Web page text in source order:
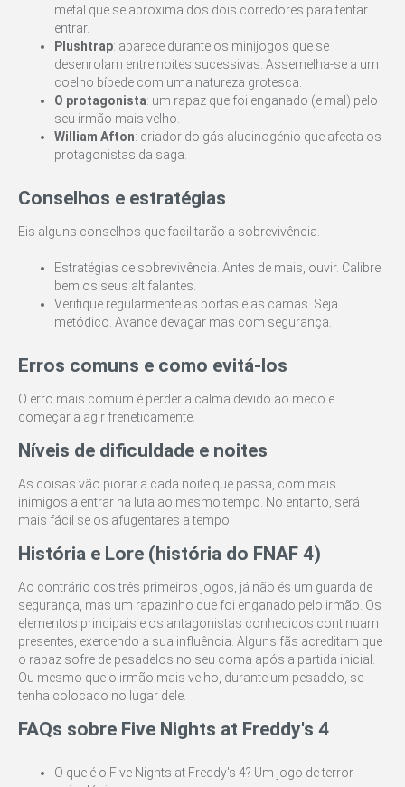
metal que se aproxima dos dois corredores para tentar
entrar.
Plushtrap: aparece durante os minijogos que se
desenrolam entre noites sucessivas. Assemelha-se a um
coelho bípede com uma natureza grotesca.
O protagonista: um rapaz que foi enganado (e mal) pelo
seu irmão mais velho.
William Afton: criador do gás alucinogénio que afecta os
protagonistas da saga.
Conselhos e estratégias
Eis alguns conselhos que facilitarão a sobrevivência.
Estratégias de sobrevivência. Antes de mais, ouvir. Calibre
bem os seus altifalantes.
Verifique regularmente as portas e as camas. Seja
metódico. Avance devagar mas com segurança.
Erros comuns e como evitá-los
O erro mais comum é perder a calma devido ao medo e
começar a agir freneticamente.
Níveis de dificuldade e noites
As coisas vão piorar a cada noite que passa, com mais
inimigos a entrar na luta ao mesmo tempo. No entanto, será
mais fácil se os afugentares a tempo.
História e Lore (história do FNAF 4)
Ao contrário dos três primeiros jogos, já não és um guarda de
segurança, mas um rapazinho que foi enganado pelo irmão. Os
elementos principais e os antagonistas conhecidos continuam
presentes, exercendo a sua influência. Alguns fãs acreditam que
o rapaz sofre de pesadelos no seu coma após a partida inicial.
Ou mesmo que o irmão mais velho, durante um pesadelo, se
tenha colocado no lugar dele.
FAQs sobre Five Nights at Freddy's 4
O que é o Five Nights at Freddy's 4? Um jogo de terror